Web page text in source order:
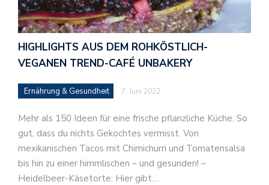
HIGHLIGHTS AUS DEM ROHKÖSTLICH-
VEGANEN TREND-CAFÉ UNBAKERY
Ernährung & Gesundheit 7. Juni 2022
Mehr als 150 Ideen für eine frische pflanzliche Küche. So
gut, dass du nichts Gekochtes vermisst. Von
mexikanischen Tacos mit Chimichurri und Tomatensalsa
bis hin zu einer himmlischen – und gesunden! –
Heidelbeer-Käsetorte: Hier gibt…